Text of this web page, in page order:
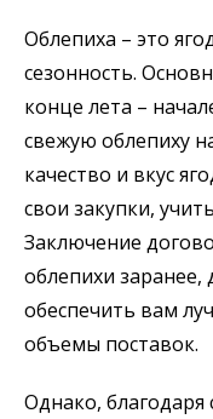
Облепиха – это
сезонность.
конце лета –
свежую облепиху
качество и вкус
свои закупки,
Заключение
облепихи заранее,
обеспечить вам
объемы поставок.
Однако,